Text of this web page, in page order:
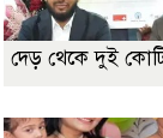
দেড় থেকে দুই